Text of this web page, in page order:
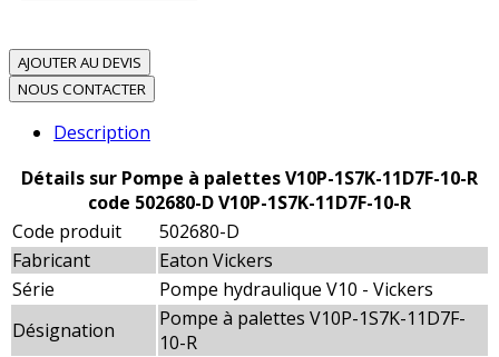
AJOUTER AU DEVIS
NOUS CONTACTER
Description
Détails sur Pompe à palettes V10P-1S7K-11D7F-10-R
code 502680-D V10P-1S7K-11D7F-10-R
Code produit
502680-D
Fabricant
Eaton Vickers
Série
Pompe hydraulique V10 - Vickers
Désignation
Pompe à palettes V10P-1S7K-11D7F-
10-R